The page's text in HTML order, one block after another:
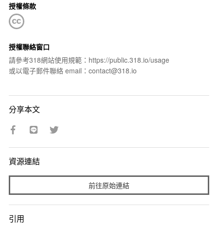
授權條款
授權聯絡窗口
請參考318網站使用規範：https://public.318.io/usage
或以電子郵件聯絡 email：contact@318.io
分享本文
資源連結
前往原始連結
引用